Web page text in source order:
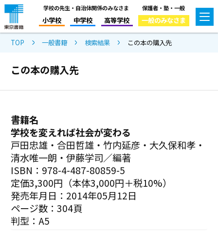
学校の先生・自治体関係のみなさま
小学校 中学校 高等学校
保護者・塾・一般
一般のみなさま
TOP 一般書籍 検索結果 この本の購入先
この本の購入先
書籍名
学校を変えれば社会が変わる
戸田忠雄・合田哲雄・竹内延彦・大久保和孝・
清水唯一朗・伊藤学司／編著
ISBN：978-4-487-80859-5
定価3,300円（本体3,000円＋税10%）
発売年月日：2014年05月12日
ページ数：304頁
判型：A5